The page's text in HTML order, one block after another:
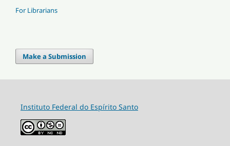
For Librarians
Make a Submission
Instituto Federal do Espírito Santo